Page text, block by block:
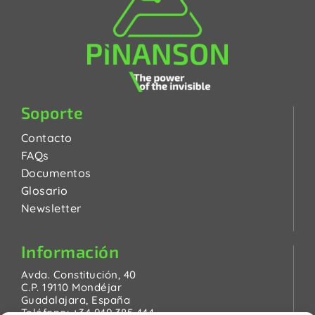
Soporte
Contacto
FAQs
Documentos
Glosario
Newsletter
Información
Avda. Constitución, 40
C.P. 19110 Mondéjar
Guadalajara, España